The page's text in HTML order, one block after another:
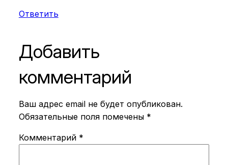
Ответить
Добавить
комментарий
Ваш адрес email не будет опубликован.
Обязательные поля помечены *
Комментарий *